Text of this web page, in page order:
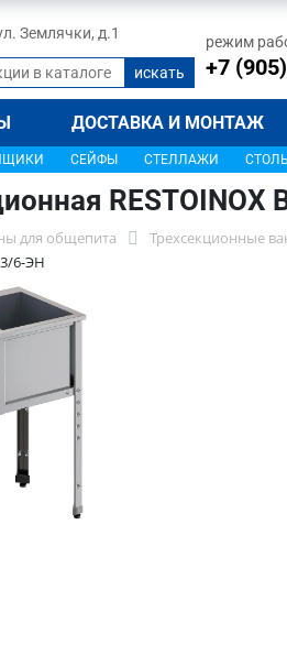
Землячки, д.1 режим
+7
ДОСТАВКА И МОНТАЖ
СЕЙФЫ СТЕЛЛАЖИ СТОЛЫ
для общепита Трехсекционные
6-ЭН